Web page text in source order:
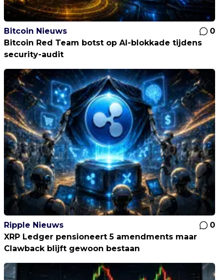
Bitcoin Nieuws
0
Bitcoin Red Team botst op AI-blokkade tijdens
security-audit
Ripple Nieuws
0
XRP Ledger pensioneert 5 amendments maar
Clawback blijft gewoon bestaan